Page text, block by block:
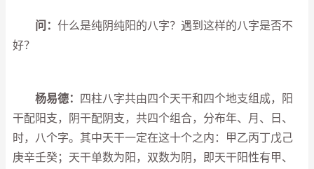
问： 什么是纯阴纯阳的八字？遇到这样的八字是否不
好？
杨易德： 四柱八字共由四个天干和四个地支组成，阳
干配阳支，阴干配阴支，共四个组合，分布年、月、日、
时，八个字。其中天干一定在这十个之内：甲乙丙丁戊己
庚辛壬癸；天干单数为阳，双数为阴，即天干阳性有甲、